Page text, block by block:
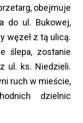
obejmuje
do ul. Bukowej,
węzeł z tą ulicą.
ślepa, zostanie
ul. ks. Niedzieli.
ruch w mieście,
dzielnic